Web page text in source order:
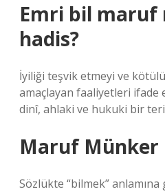
Emri bil maruf
hadis?
İyiliği teşvik etmeyi ve
amaçlayan faaliyetleri ifade
dinî, ahlaki ve hukuki bir
Maruf Münker
Sözlükte “bilmek”